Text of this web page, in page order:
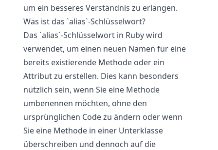
um ein besseres Verständnis zu erlangen.
Was ist das `alias`-Schlüsselwort?
Das `alias`-Schlüsselwort in Ruby wird
verwendet, um einen neuen Namen für eine
bereits existierende Methode oder ein
Attribut zu erstellen. Dies kann besonders
nützlich sein, wenn Sie eine Methode
umbenennen möchten, ohne den
ursprünglichen Code zu ändern oder wenn
Sie eine Methode in einer Unterklasse
überschreiben und dennoch auf die